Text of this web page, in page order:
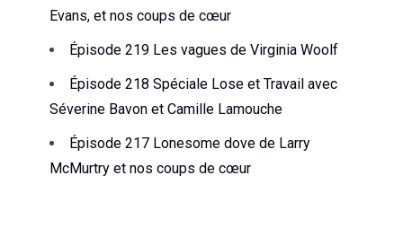
Evans, et nos coups de cœur
Épisode 219 Les vagues de Virginia Woolf
Épisode 218 Spéciale Lose et Travail avec
Séverine Bavon et Camille Lamouche
Épisode 217 Lonesome dove de Larry
McMurtry et nos coups de cœur